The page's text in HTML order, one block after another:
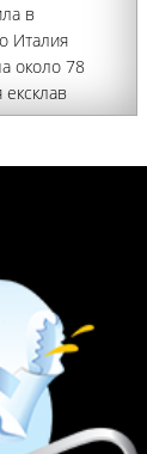
в
Италия
около 78